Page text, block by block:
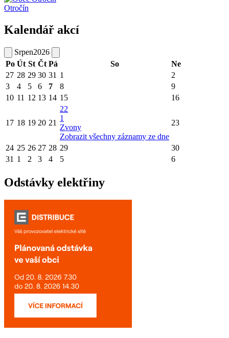
Otročín
Kalendář akcí
Srpen2026
Po Út St Čt Pá So
Ne
27 28 29 30 31 1
2
3
4 5 6 7 8
9
10 11 12 13 14 15 16
17 18 19 20 21
22
1
Zvony
Zobrazit všechny záznamy ze dne
23
24 25 26 27 28 29
30
31 1 2 3 4 5 6
Odstávky elektřiny